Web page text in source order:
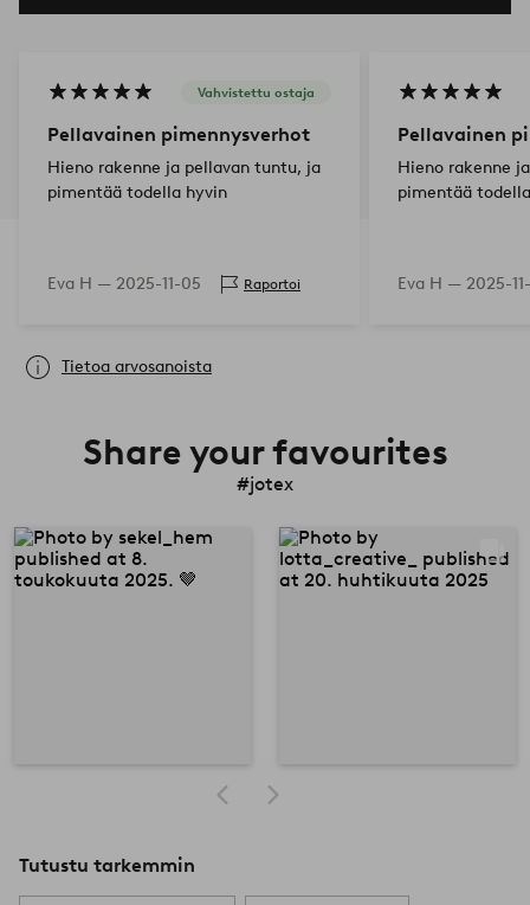
Vahvistettu ostaja
Pellavainen pimennysverhot
Hieno rakenne ja pellavan tuntu, ja
pimentää todella hyvin
Eva H — 2025-11-05 Raportoi
Pellavainen
Hieno rakenne
pimentää
Eva H — 2025-
Tietoa arvosanoista
Share your favourites
#jotex
Tutustu tarkemmin